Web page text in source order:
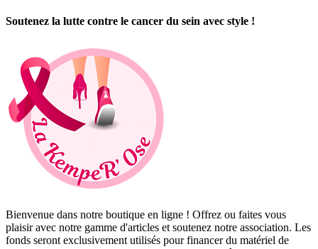
Soutenez la lutte contre le cancer du sein avec style !
Bienvenue dans notre boutique en ligne ! Offrez ou faites vous
plaisir avec notre gamme d'articles et soutenez notre association. Les
fonds seront exclusivement utilisés pour financer du matériel de